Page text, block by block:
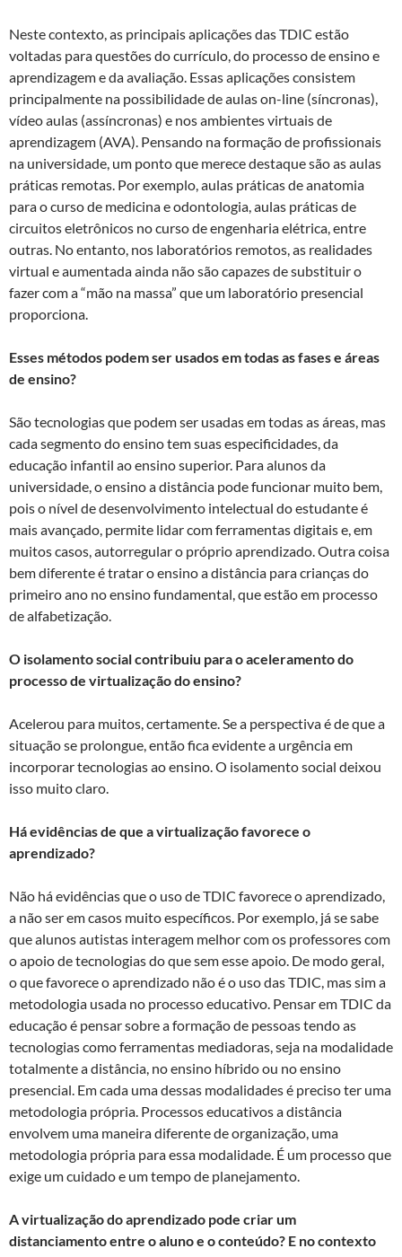
Neste contexto, as principais aplicações das TDIC estão
voltadas para questões do currículo, do processo de ensino e
aprendizagem e da avaliação. Essas aplicações consistem
principalmente na possibilidade de aulas on-line (síncronas),
vídeo aulas (assíncronas) e nos ambientes virtuais de
aprendizagem (AVA). Pensando na formação de profissionais
na universidade, um ponto que merece destaque são as aulas
práticas remotas. Por exemplo, aulas práticas de anatomia
para o curso de medicina e odontologia, aulas práticas de
circuitos eletrônicos no curso de engenharia elétrica, entre
outras. No entanto, nos laboratórios remotos, as realidades
virtual e aumentada ainda não são capazes de substituir o
fazer com a “mão na massa” que um laboratório presencial
proporciona.
Esses métodos podem ser usados em todas as fases e áreas
de ensino?
São tecnologias que podem ser usadas em todas as áreas, mas
cada segmento do ensino tem suas especificidades, da
educação infantil ao ensino superior. Para alunos da
universidade, o ensino a distância pode funcionar muito bem,
pois o nível de desenvolvimento intelectual do estudante é
mais avançado, permite lidar com ferramentas digitais e, em
muitos casos, autorregular o próprio aprendizado. Outra coisa
bem diferente é tratar o ensino a distância para crianças do
primeiro ano no ensino fundamental, que estão em processo
de alfabetização.
O isolamento social contribuiu para o aceleramento do
processo de virtualização do ensino?
Acelerou para muitos, certamente. Se a perspectiva é de que a
situação se prolongue, então fica evidente a urgência em
incorporar tecnologias ao ensino. O isolamento social deixou
isso muito claro.
Há evidências de que a virtualização favorece o
aprendizado?
Não há evidências que o uso de TDIC favorece o aprendizado,
a não ser em casos muito específicos. Por exemplo, já se sabe
que alunos autistas interagem melhor com os professores com
o apoio de tecnologias do que sem esse apoio. De modo geral,
o que favorece o aprendizado não é o uso das TDIC, mas sim a
metodologia usada no processo educativo. Pensar em TDIC da
educação é pensar sobre a formação de pessoas tendo as
tecnologias como ferramentas mediadoras, seja na modalidade
totalmente a distância, no ensino híbrido ou no ensino
presencial. Em cada uma dessas modalidades é preciso ter uma
metodologia própria. Processos educativos a distância
envolvem uma maneira diferente de organização, uma
metodologia própria para essa modalidade. É um processo que
exige um cuidado e um tempo de planejamento.
A virtualização do aprendizado pode criar um
distanciamento entre o aluno e o conteúdo? E no contexto